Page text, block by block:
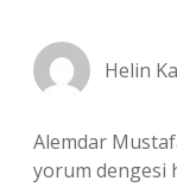
Helin
Alemdar
yorum dengesi